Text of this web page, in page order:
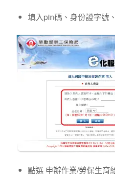
填入pin碼、身份證字號
點選 申辦作業/勞保生育